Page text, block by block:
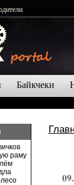
Байкчеки
раму